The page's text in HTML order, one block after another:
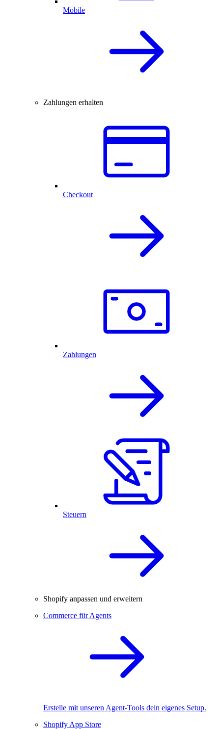
Mobile
Zahlungen erhalten
Checkout
Zahlungen
Steuern
Shopify anpassen und erweitern
Commerce für Agents
Erstelle mit unseren Agent-Tools dein eigenes Setup.
Shopify App Store